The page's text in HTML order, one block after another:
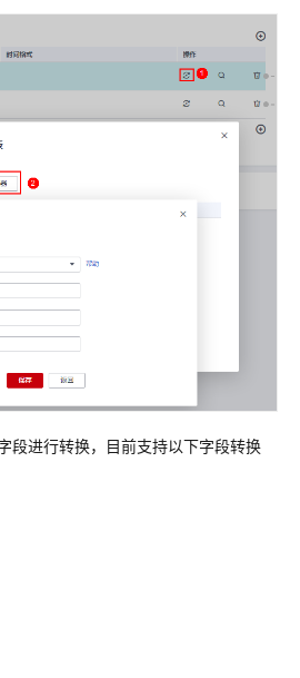
段进行转换，目前支持以下字段转换